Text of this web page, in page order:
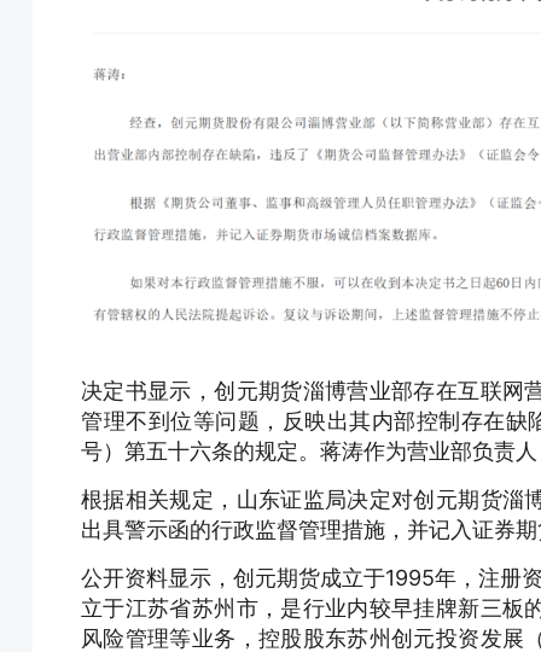
决定书显示，创元期货淄博营业部存在互联网
管理不到位等问题，反映出其内部控制存在
号）第五十六条的规定。蒋涛作为营业部负责
根据相关规定，山东证监局决定对创元期货淄
出具警示函的行政监督管理措施，并记入证券
公开资料显示，创元期货成立于1995年，注册
立于江苏省苏州市，是行业内较早挂牌新三板
风险管理等业务，控股股东苏州创元投资发展